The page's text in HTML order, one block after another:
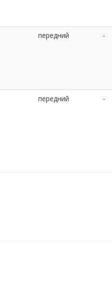
передний -
передний -